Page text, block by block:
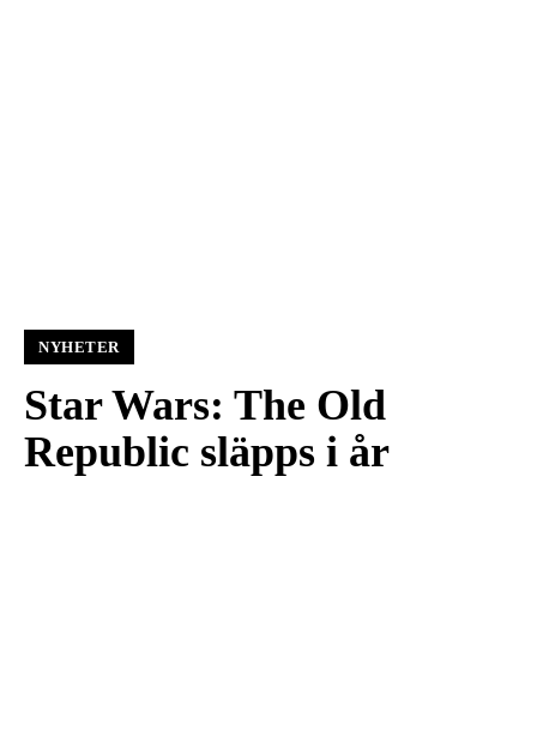
NYHETER
Star Wars: The Old
Republic släpps i år